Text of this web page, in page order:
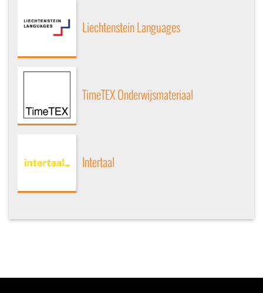
Liechtenstein Languages
TimeTEX Onderwijsmateriaal
Intertaal